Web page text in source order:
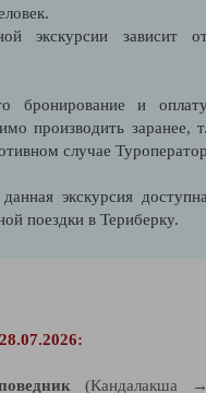
экскурсии зависит
и
производить заранее,
случае
экскурсия
поездки в Териберку.
(Кандалакша